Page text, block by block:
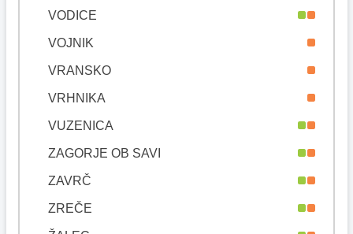
VODICE
VOJNIK
VRANSKO
VRHNIKA
VUZENICA
ZAGORJE OB SAVI
ZAVRČ
ZREČE